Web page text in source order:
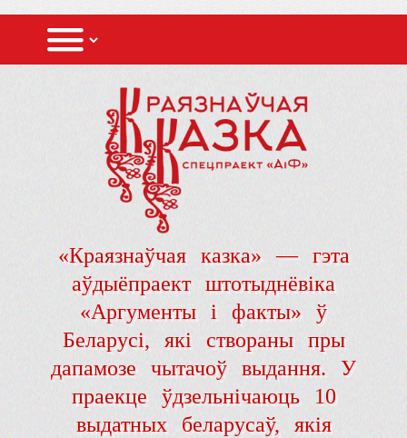
«Краязнаўчая казка» — гэта
аўдыёпраект штотыднёвіка
«Аргументы і факты» ў
Беларусі, які створаны пры
дапамозе чытачоў выдання. У
праекце ўдзельнічаюць 10
выдатных беларусаў, якія